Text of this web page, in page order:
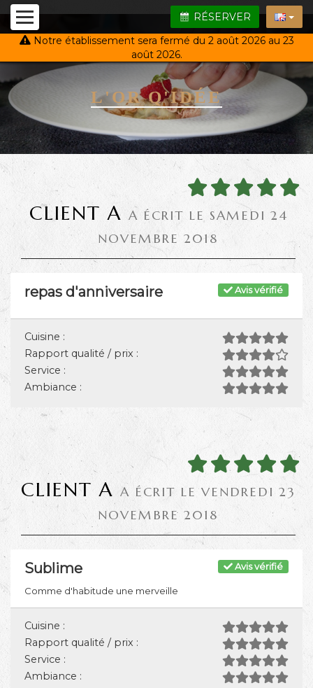
RÉSERVER
Notre établissement sera fermé du 2 août 2026 au 23
août 2026.
L'OR Q'IDÉE
CLIENT A A ÉCRIT LE SAMEDI 24
NOVEMBRE 2018
Avis vérifié
repas d'anniversaire
Cuisine :
Rapport qualité / prix :
Service :
Ambiance :
CLIENT A A ÉCRIT LE VENDREDI 23
NOVEMBRE 2018
Avis vérifié
Sublime
Comme d'habitude une merveille
Cuisine :
Rapport qualité / prix :
Service :
Ambiance :